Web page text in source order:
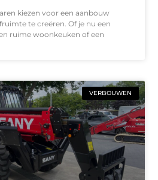
kiezen voor een aanbouw
te creëren. Of je nu een
ruime woonkeuken of een
VERBOUWEN